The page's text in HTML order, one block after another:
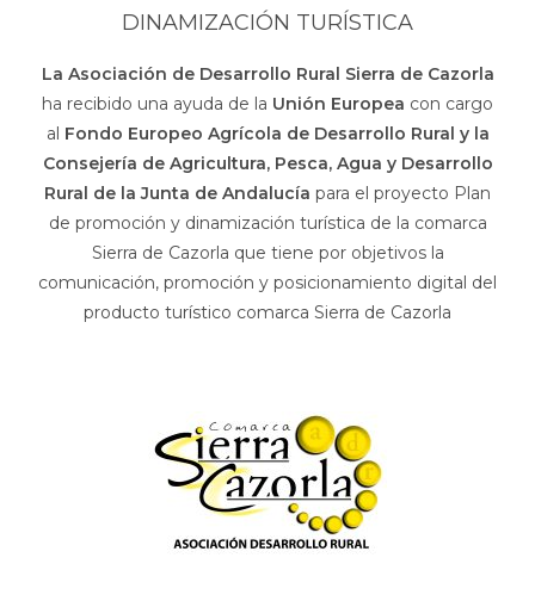
DINAMIZACIÓN TURÍSTICA
La Asociación de Desarrollo Rural Sierra de Cazorla
ha recibido una ayuda de la Unión Europea con cargo
al Fondo Europeo Agrícola de Desarrollo Rural y la
Consejería de Agricultura, Pesca, Agua y Desarrollo
Rural de la Junta de Andalucía para el proyecto Plan
de promoción y dinamización turística de la comarca
Sierra de Cazorla que tiene por objetivos la
comunicación, promoción y posicionamiento digital del
producto turístico comarca Sierra de Cazorla